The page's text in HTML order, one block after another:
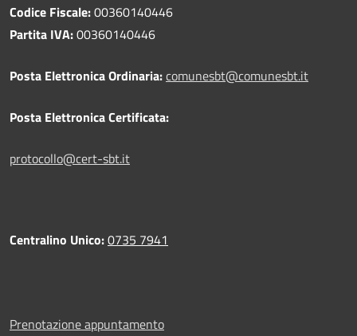
Codice Fiscale:00360140446
Partita IVA:00360140446
Posta Elettronica Ordinaria:comunesbt@comunesbt.it
Posta Elettronica Certificata:
protocollo@cert-sbt.it
Centralino Unico:0735 7941
Prenotazione appuntamento